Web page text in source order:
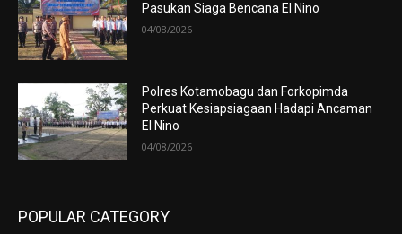
Pasukan Siaga Bencana El Nino
04/08/2026
Polres Kotamobagu dan Forkopimda
Perkuat Kesiapsiagaan Hadapi Ancaman
El Nino
04/08/2026
POPULAR CATEGORY